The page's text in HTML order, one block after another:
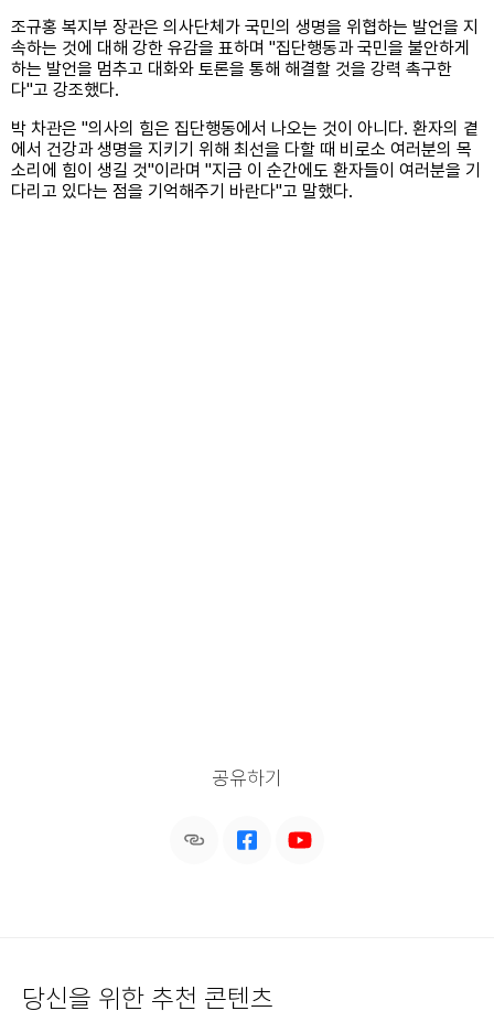
조규홍 복지부 장관은 의사단체가 국민의 생명을 위협하는 발언을 지
속하는 것에 대해 강한 유감을 표하며 "집단행동과 국민을 불안하게
하는 발언을 멈추고 대화와 토론을 통해 해결할 것을 강력 촉구한
다"고 강조했다.
박 차관은 "의사의 힘은 집단행동에서 나오는 것이 아니다. 환자의 곁
에서 건강과 생명을 지키기 위해 최선을 다할 때 비로소 여러분의 목
소리에 힘이 생길 것"이라며 "지금 이 순간에도 환자들이 여러분을 기
다리고 있다는 점을 기억해주기 바란다"고 말했다.
공유하기
당신을 위한 추천 콘텐츠